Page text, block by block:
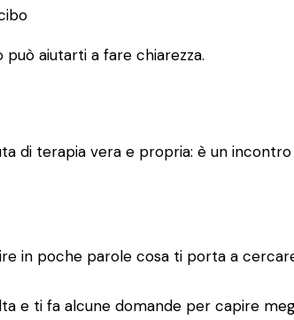
aiutarti a fare chiarezza.
di terapia vera e propria: è un
in poche parole cosa ti porta a
e ti fa alcune domande per capire